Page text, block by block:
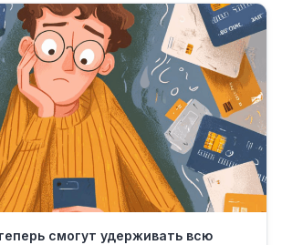
смогут удерживать всю